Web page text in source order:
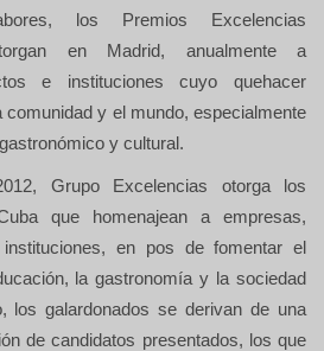
los Premios Excelencias
en Madrid, anualmente a
e instituciones cuyo quehacer
comunidad y el mundo, especialmente
y cultural.
Grupo Excelencias otorga los
que homenajean a empresas,
en pos de fomentar el
la gastronomía y la sociedad
los galardonados se derivan de una
de candidatos presentados, los que